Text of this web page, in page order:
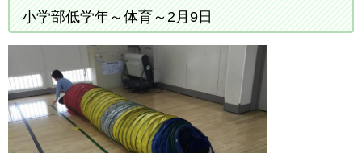
小学部低学年～体育～2月9日